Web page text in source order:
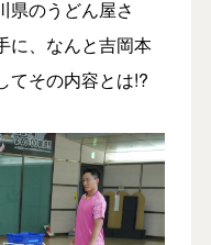
県のうどん屋さ
に、なんと吉岡本
その内容とは!?